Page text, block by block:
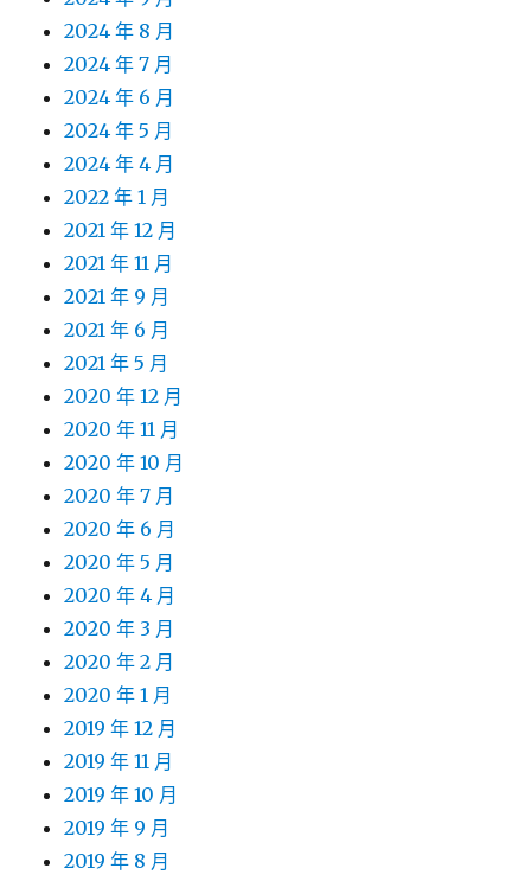
2024 年 8 月
2024 年 7 月
2024 年 6 月
2024 年 5 月
2024 年 4 月
2022 年 1 月
2021 年 12 月
2021 年 11 月
2021 年 9 月
2021 年 6 月
2021 年 5 月
2020 年 12 月
2020 年 11 月
2020 年 10 月
2020 年 7 月
2020 年 6 月
2020 年 5 月
2020 年 4 月
2020 年 3 月
2020 年 2 月
2020 年 1 月
2019 年 12 月
2019 年 11 月
2019 年 10 月
2019 年 9 月
2019 年 8 月